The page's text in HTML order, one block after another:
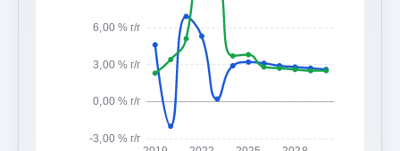
-3,00 % г/г
0,00 % г/г
3,00 % г/г
6,00 % г/г